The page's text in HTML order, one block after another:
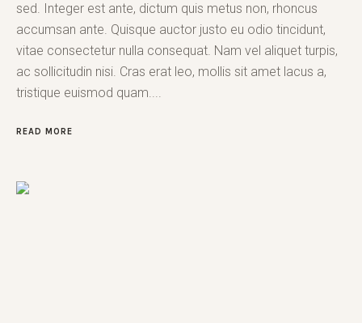
sed. Integer est ante, dictum quis metus non, rhoncus
accumsan ante. Quisque auctor justo eu odio tincidunt,
vitae consectetur nulla consequat. Nam vel aliquet turpis,
ac sollicitudin nisi. Cras erat leo, mollis sit amet lacus a,
tristique euismod quam....
READ MORE